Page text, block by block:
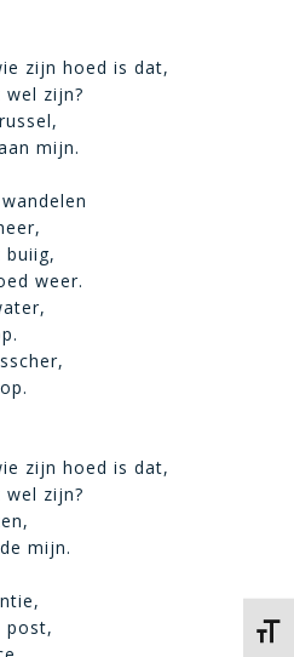
zijn hoed is dat,
zijn?
mijn.
buiig,
weer.
zijn hoed is dat,
zijn?
mijn.
post,